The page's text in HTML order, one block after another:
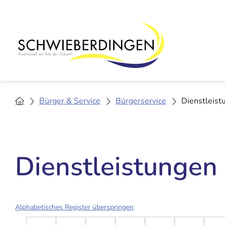
Bürger & Service Bürgerservice
Dienstleistungen
Alphabetisches Register überspringen